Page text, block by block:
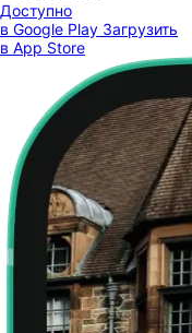
Доступно
в Google Play Загрузить
в App Store